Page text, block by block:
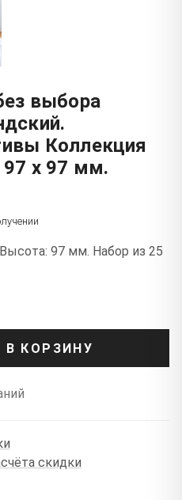
выбора
Коллекция
97 x 97 мм.
97 мм. Набор из 25
КОРЗИНУ
скидки